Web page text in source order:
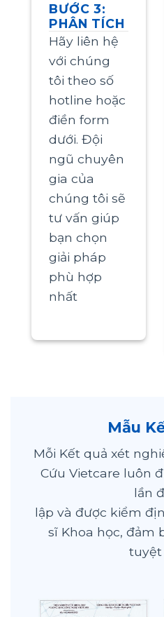
BƯỚC 3:
PHÂN TÍCH
Hãy liên hệ
với chúng
tôi theo số
hotline hoặc
điền form
dưới. Đội
ngũ chuyên
gia của
chúng tôi sẽ
tư vấn giúp
bạn chọn
giải pháp
phù hợp
nhất
Mẫu
Mỗi Kết quả xét
Cứu Vietcare luôn
lần
lập và được kiểm
sĩ Khoa học, đảm
tuyệt